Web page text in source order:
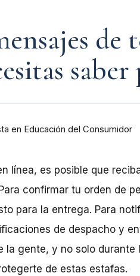
en Educación del Consumidor
línea, es posible que
confirmar tu orden de
para la entrega. Para
de despacho y
la gente, y no solo
de estas estafas.